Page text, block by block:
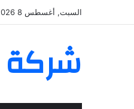
السبت, أغسطس 8 2026
شركة